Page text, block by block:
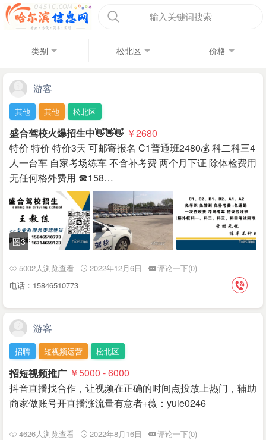
输入关键词搜索
类别 松北区 价格
游客
其他 其他 松北区
盛合驾校火爆招生中👋👋👋 ￥2680
特价 特价 特价3天 可邮寄报名 C1普通班2480💰 科二科三4
人一台车 自家考场练车 不含补考费 两个月下证 除体检费用
无任何格外费用 ☎158…
图3
5002人浏览查看 2022年12月6日
评论一下(0)
电话：15846510773
游客
招聘 短视频运营 松北区
招短视频推广 ￥5000 - 6000
抖音直播找合作，让视频在正确的时间点投放上热门，辅助
商家做账号开直播涨流量有意者+薇：yule0246
4626人浏览查看 2022年8月16日
评论一下(0)